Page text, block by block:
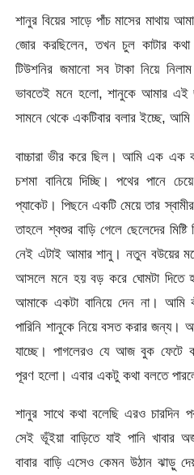
শানুর বিয়ের সাড়ে পাঁচ মাসের মাথায়
জোর করছিলেন, তখন চুল কাটার কথা
টিউশনির জমানো সব টাকা নিয়ে
ভাবতেই মনে হলো, শানুকে আমার এই
সামনে থেকে একটিবার বলার ইচ্ছে,
বাচ্চারা ভীর করে ছিল। আমি এক এক
চশমা বানিয়ে দিচ্ছি। পথের পানে
প্যাকেট। পিছনে একটি মেয়ে তার
তাহলে শ্বশুর বাড়ি গেলে ছেলেদের
নেই এটাই আমার শানু। নতুন বউয়ের
আসলে মনে হয় বড় করে ঘোমটা দিতে
আমাকে একটা বানিয়ে দেন না। আমি
পারিনি শানুকে নিয়ে বসত করার জন্য।
যাচ্ছে। পাগলেরও যে আজ বুক ফেটে
পূরণ হলো। এবার একটু কথা বলতে
শানুর সাথে কথা বলেছি এরও চারদিন
সেই ভূঁইয়া বাড়িতে যাই পানি খাবার
বাবার বাড়ি এসেও কেমন উঠান ঝাড়ু